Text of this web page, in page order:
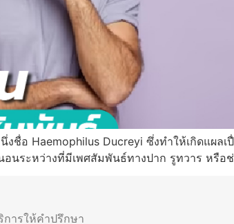
ชื่อ Haemophilus Ducreyi ซึ่งทำให้เกิดแผลเ
นระหว่างที่มีเพศสัมพันธ์ทางปาก รูทวาร หรือ
การให้คำปรึกษา